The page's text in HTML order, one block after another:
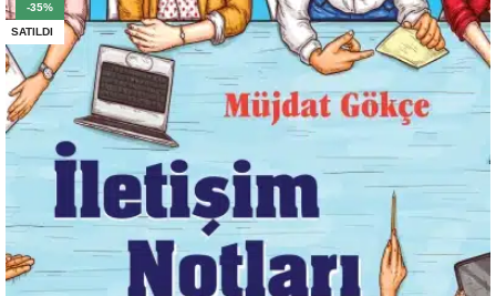
-35%
SATILDI